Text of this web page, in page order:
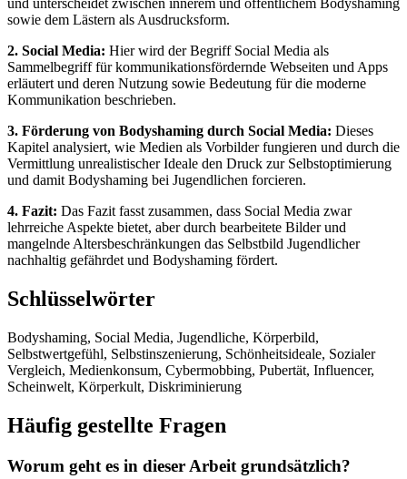
und unterscheidet zwischen innerem und öffentlichem Bodyshaming
sowie dem Lästern als Ausdrucksform.
2. Social Media: Hier wird der Begriff Social Media als
Sammelbegriff für kommunikationsfördernde Webseiten und Apps
erläutert und deren Nutzung sowie Bedeutung für die moderne
Kommunikation beschrieben.
3. Förderung von Bodyshaming durch Social Media: Dieses
Kapitel analysiert, wie Medien als Vorbilder fungieren und durch die
Vermittlung unrealistischer Ideale den Druck zur Selbstoptimierung
und damit Bodyshaming bei Jugendlichen forcieren.
4. Fazit: Das Fazit fasst zusammen, dass Social Media zwar
lehrreiche Aspekte bietet, aber durch bearbeitete Bilder und
mangelnde Altersbeschränkungen das Selbstbild Jugendlicher
nachhaltig gefährdet und Bodyshaming fördert.
Schlüsselwörter
Bodyshaming, Social Media, Jugendliche, Körperbild,
Selbstwertgefühl, Selbstinszenierung, Schönheitsideale, Sozialer
Vergleich, Medienkonsum, Cybermobbing, Pubertät, Influencer,
Scheinwelt, Körperkult, Diskriminierung
Häufig gestellte Fragen
Worum geht es in dieser Arbeit grundsätzlich?